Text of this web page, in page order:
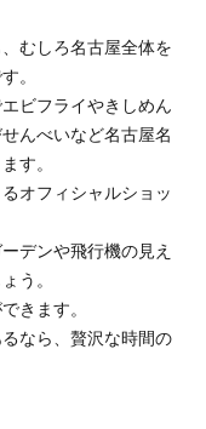
むしろ名古屋全体を
。
ビフライやきしめん
んべいなど名古屋名
す。
オフィシャルショッ
デンや飛行機の見え
う。
きます。
なら、贅沢な時間の